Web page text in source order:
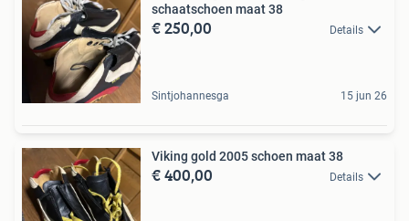
schaatschoen maat 38
€ 250,00 Details
Sintjohannesga 15 jun 26
Viking gold 2005 schoen maat 38
€ 400,00 Details